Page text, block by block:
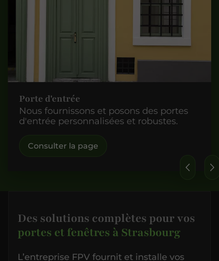
Porte d'entrée
Nous fournissons et posons des portes
d'entrée personnalisées et robustes.
Consulter la page
Des solutions complètes pour vos
portes et fenêtres à Strasbourg
L’entreprise FPV fournit et installe vos